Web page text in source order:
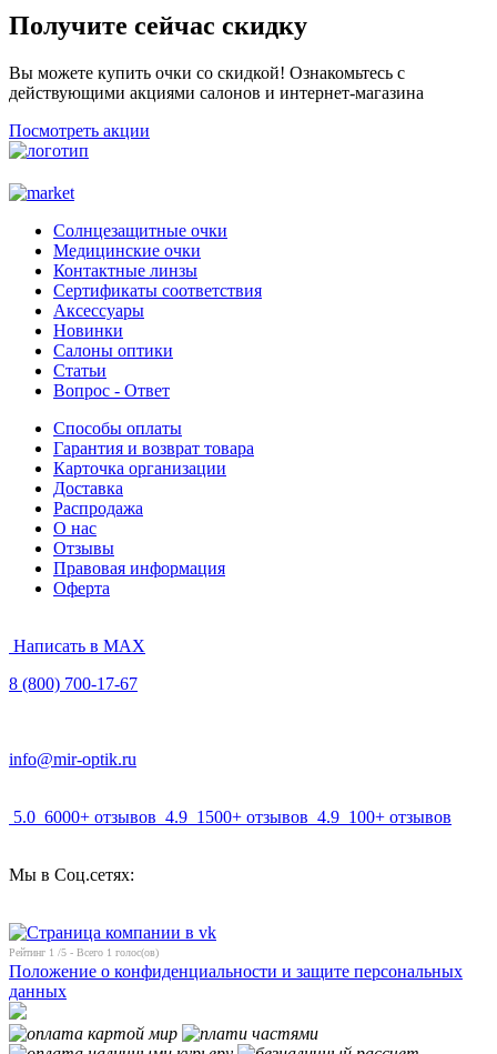
Получите сейчас скидку
Вы можете купить очки со скидкой! Ознакомьтесь с
действующими акциями салонов и интернет-магазина
Посмотреть акции
Солнцезащитные очки
Медицинские очки
Контактные линзы
Сертификаты соответствия
Аксессуары
Новинки
Салоны оптики
Статьи
Вопрос - Ответ
Способы оплаты
Гарантия и возврат товара
Карточка организации
Доставка
Распродажа
О нас
Отзывы
Правовая информация
Оферта
Написать в MAX
8 (800) 700-17-67
info@mir-optik.ru
5.0 6000+ отзывов 4.9 1500+ отзывов 4.9 100+ отзывов
Мы в Соц.сетях:
Рейтинг 1 /5 - Всего 1 голос(ов)
Положение о конфиденциальности и защите персональных
данных